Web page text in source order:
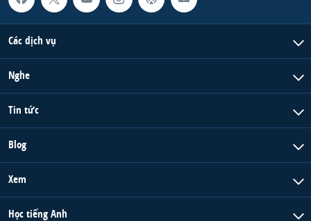
Các dịch vụ
Nghe
Tin tức
Blog
Xem
Học tiếng Anh